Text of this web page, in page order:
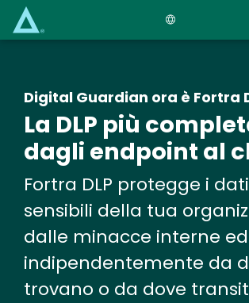
Digital Guardian ora è Fortra
La DLP più
dagli endpoint al
Fortra DLP protegge i
sensibili della tua
dalle minacce interne
indipendentemente da
trovano o da dove